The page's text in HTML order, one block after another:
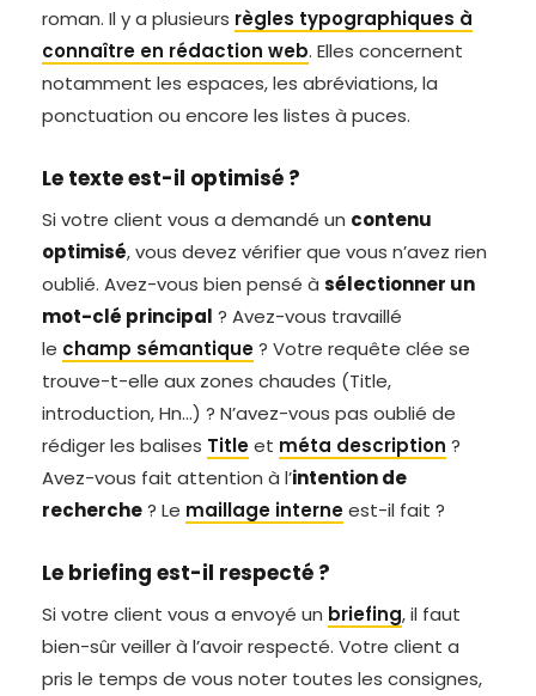
roman. Il y a plusieurs règles typographiques à
connaître en rédaction web. Elles concernent
notamment les espaces, les abréviations, la
ponctuation ou encore les listes à puces.
Le texte est-il optimisé ?
Si votre client vous a demandé un contenu
optimisé, vous devez vérifier que vous n’avez rien
oublié. Avez-vous bien pensé à sélectionner un
mot-clé principal ? Avez-vous travaillé
le champ sémantique? Votre requête clée se
trouve-t-elle aux zones chaudes (Title,
introduction, Hn…) ? N’avez-vous pas oublié de
rédiger les balises Titleet méta description ?
Avez-vous fait attention à l’intention de
recherche? Le maillage interneest-il fait ?
Le briefing est-il respecté ?
Si votre client vous a envoyé un briefing, il faut
bien-sûr veiller à l’avoir respecté. Votre client a
pris le temps de vous noter toutes les consignes,